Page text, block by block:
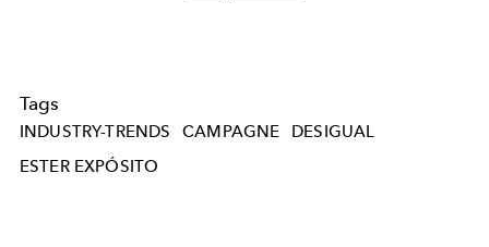
Tags
INDUSTRY-TRENDS CAMPAGNE
DESIGUAL
ESTER EXPÓSITO